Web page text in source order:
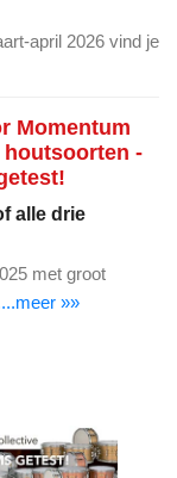
april 2026 vind je
Momentum
houtsoorten -
alle drie
met groot
»»